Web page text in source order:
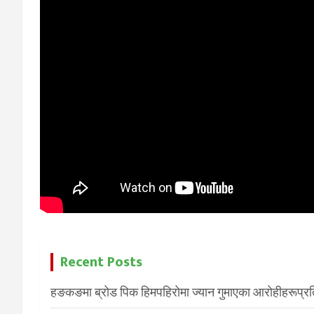
Recent Posts
हङकङमा ब्रोड पिक हिमपहिरोमा ज्यान गुमाएका